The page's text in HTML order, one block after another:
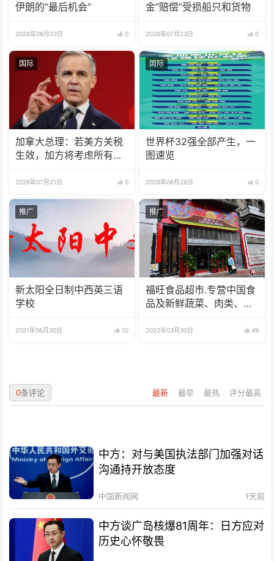
伊朗的“最后机会”
2026年08月03日 0
金“赔偿”受损船只和货物
2026年07月23日 0
国际
加拿大总理：若美方关税
生效，加方将考虑所有回
2026年07月21日 0
国际
世界杯32强全部产生，一
图速览
2026年06月28日 0
推广
新太阳全日制中西英三语
学校
2021年06月30日 10
推广
福旺食品超市.专营中国食
品及新鲜蔬菜、肉类、
2022年03月30日 49
最新 最早 最热 评分最高
0条评论
中方：对与美国执法部门加强对话
沟通持开放态度
中国新闻网 1天前
中方谈广岛核爆81周年：日方应对
历史心怀敬畏